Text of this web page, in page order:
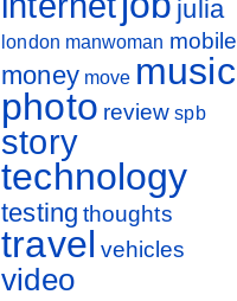
julia
london manwoman mobile
money move music
photo review spb
story
technology
testing thoughts
travel vehicles
video